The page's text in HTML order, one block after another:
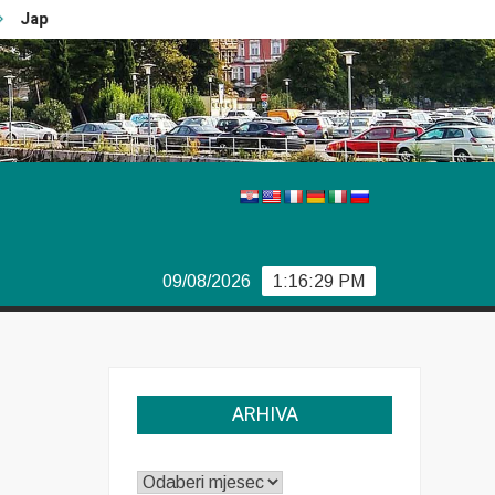
car
1:16:30 PM
09/08/2026
ARHIVA
ARHIVA